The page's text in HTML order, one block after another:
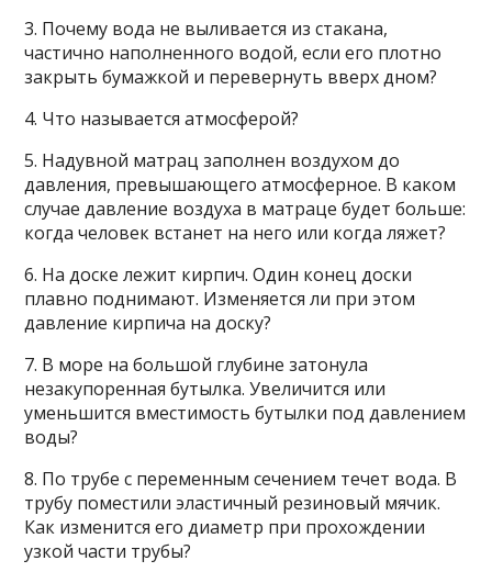
3. Почему вода не выливается из стакана,
частично наполненного водой, если его плотно
закрыть бумажкой и перевернуть вверх дном?
4. Что называется атмосферой?
5. Надувной матрац заполнен воздухом до
давления, превышающего атмосферное. В каком
случае давление воздуха в матраце будет больше:
когда человек встанет на него или когда ляжет?
6. На доске лежит кирпич. Один конец доски
плавно поднимают. Изменяется ли при этом
давление кирпича на доску?
7. В море на большой глубине затонула
незакупоренная бутылка. Увеличится или
уменьшится вместимость бутылки под давлением
воды?
8. По трубе с переменным сечением течет вода. В
трубу поместили эластичный резиновый мячик.
Как изменится его диаметр при прохождении
узкой части трубы?